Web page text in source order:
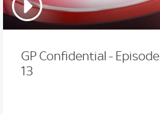
GP Confidential - Episode
13